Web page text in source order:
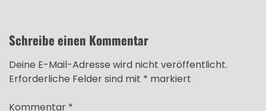
Schreibe einen Kommentar
Deine E-Mail-Adresse wird nicht veröffentlicht.
Erforderliche Felder sind mit * markiert
Kommentar *